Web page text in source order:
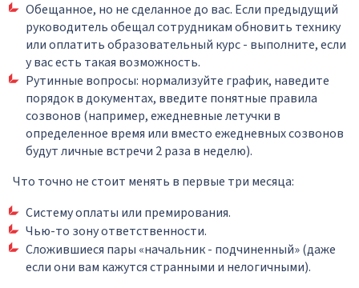
Обещанное, но не сделанное до вас. Если предыдущий
руководитель обещал сотрудникам обновить технику
или оплатить образовательный курс - выполните, если
у вас есть такая возможность.
Рутинные вопросы: нормализуйте график, наведите
порядок в документах, введите понятные правила
созвонов (например, ежедневные летучки в
определенное время или вместо ежедневных созвонов
будут личные встречи 2 раза в неделю).
Что точно не стоит менять в первые три месяца:
Систему оплаты или премирования.
Чью-то зону ответственности.
Сложившиеся пары «начальник - подчиненный» (даже
если они вам кажутся странными и нелогичными).